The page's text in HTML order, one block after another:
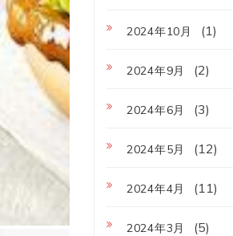
2024年10月 (1)
2024年9月 (2)
2024年6月 (3)
2024年5月 (12)
2024年4月 (11)
2024年3月 (5)